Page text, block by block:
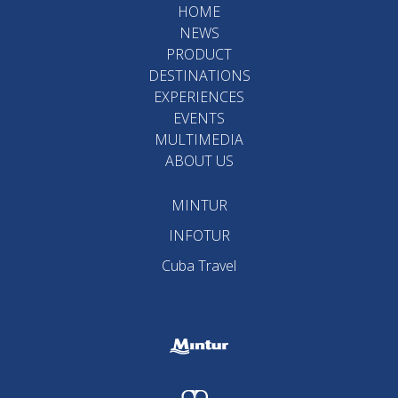
HOME
NEWS
PRODUCT
DESTINATIONS
EXPERIENCES
EVENTS
MULTIMEDIA
ABOUT US
MINTUR
INFOTUR
Cuba Travel